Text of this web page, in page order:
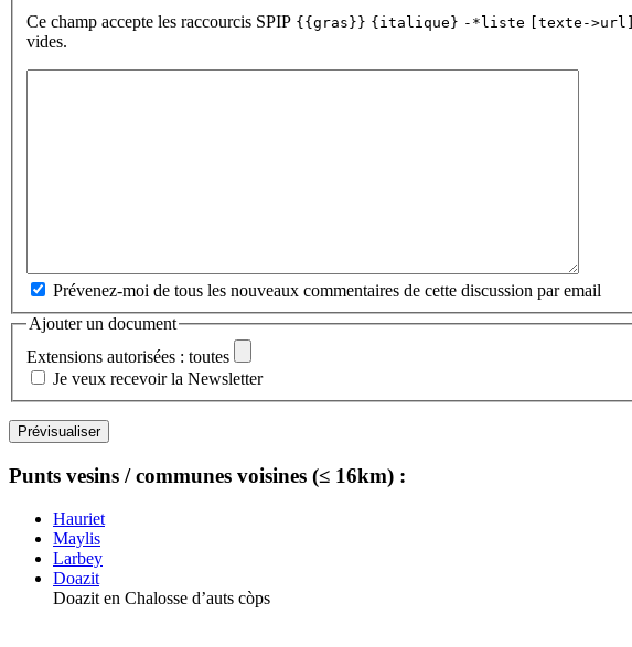
Ce champ accepte les raccourcis SPIP {{gras}} {italique} -*liste [texte->url]
vides.
Prévenez-moi de tous les nouveaux commentaires de cette discussion par email
Ajouter un document
Extensions autorisées : toutes
Je veux recevoir la Newsletter
Punts vesins / communes voisines (≤ 16km) :
Hauriet
Maylis
Larbey
Doazit
Doazit en Chalosse d’auts còps